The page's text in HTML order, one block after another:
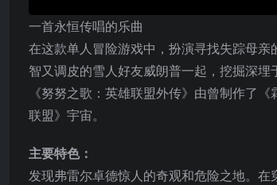
一首永恒传唱的乐曲
在这款单人冒险游戏中，扮演寻找失踪母
智又调皮的雪人好友威朗普一起，挖掘深埋
《努努之歌：英雄联盟外传》由曾制作了
联盟》宇宙。
主要特色：
发现弗雷尔卓德惊人的奇观和危险之地。在